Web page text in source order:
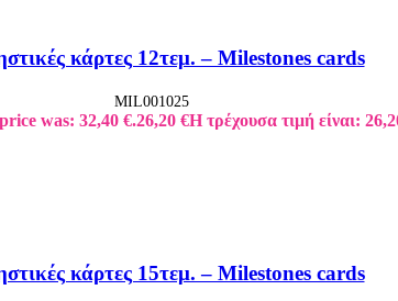
κάρτες 12τεμ. – Milestones cards
MIL001025
was: 32,40 €.26,20 €Η τρέχουσα τιμή είναι:
κάρτες 15τεμ. – Milestones cards